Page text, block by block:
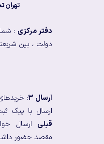
تهران
دفتر مرکزی :
دولت ، بین
ارسال ۳
:
ارسال با پیک
قبلی ارسال
مقصد حضور